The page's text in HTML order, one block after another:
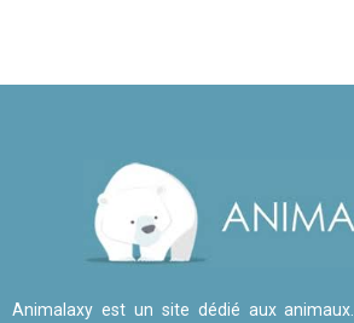
Animalaxy est un site dédié aux